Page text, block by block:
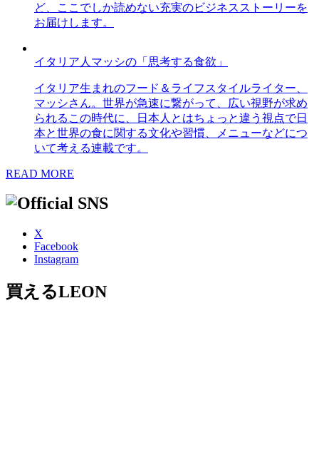
ど、ここでしか読めない充実のビジネスストーリーを
お届けします。
イタリア人マッシの「思考する食欲」
イタリア生まれのフード＆ライフスタイルライター、
マッシさん。世界が急速に繋がって、広い視野が求め
られるこの時代に、日本人とはちょっと違う視点で日
本と世界の食に関する文化や習慣、メニューなどにつ
いて考える連載です。
READ MORE
X
Facebook
Instagram
買えるLEON